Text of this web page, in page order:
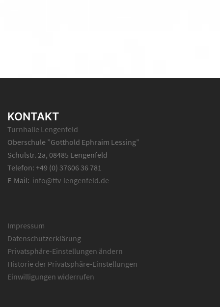
KONTAKT
Turnhalle Lengenfeld
Oberschule ”Gotthold Ephraim Lessing”
Schulstr. 2a, 08485 Lengenfeld
Telefon: +49 (0) 37606 36 781
E-Mail: info@ttv-lengenfeld.de
Impressum
Datenschutzerklärung
Privatsphäre-Einstellungen ändern
Historie der Privatsphäre-Einstellungen
Einwilligungen widerrufen